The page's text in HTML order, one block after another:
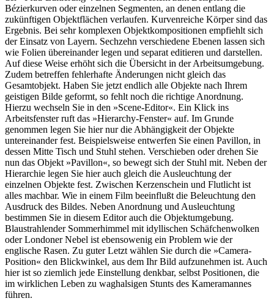
Bézierkurven oder einzelnen Segmenten, an denen entlang die
zukünftigen Objektflächen verlaufen. Kurvenreiche Körper sind das
Ergebnis. Bei sehr komplexen Objektkompositionen empfiehlt sich
der Einsatz von Layern. Sechzehn verschiedene Ebenen lassen sich
wie Folien übereinander legen und separat editieren und darstellen.
Auf diese Weise erhöht sich die Übersicht in der Arbeitsumgebung.
Zudem betreffen fehlerhafte Änderungen nicht gleich das
Gesamtobjekt. Haben Sie jetzt endlich alle Objekte nach Ihrem
geistigen Bilde geformt, so fehlt noch die richtige Anordnung.
Hierzu wechseln Sie in den »Scene-Editor«. Ein Klick ins
Arbeitsfenster ruft das »Hierarchy-Fenster« auf. Im Grunde
genommen legen Sie hier nur die Abhängigkeit der Objekte
untereinander fest. Beispielsweise entwerfen Sie einen Pavillon, in
dessen Mitte Tisch und Stuhl stehen. Verschieben oder drehen Sie
nun das Objekt »Pavillon«, so bewegt sich der Stuhl mit. Neben der
Hierarchie legen Sie hier auch gleich die Ausleuchtung der
einzelnen Objekte fest. Zwischen Kerzenschein und Flutlicht ist
alles machbar. Wie in einem Film beeinflußt die Beleuchtung den
Ausdruck des Bildes. Neben Anordnung und Ausleuchtung
bestimmen Sie in diesem Editor auch die Objektumgebung.
Blaustrahlender Sommerhimmel mit idyllischen Schäfchenwolken
oder Londoner Nebel ist ebensowenig ein Problem wie der
englische Rasen. Zu guter Letzt wählen Sie durch die »Camera-
Position« den Blickwinkel, aus dem Ihr Bild aufzunehmen ist. Auch
hier ist so ziemlich jede Einstellung denkbar, selbst Positionen, die
im wirklichen Leben zu waghalsigen Stunts des Kameramannes
führen.